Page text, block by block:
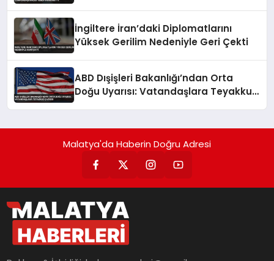
İngiltere İran’daki Diplomatlarını
Yüksek Gerilim Nedeniyle Geri Çekti
ABD Dışişleri Bakanlığı’ndan Orta
Doğu Uyarısı: Vatandaşlara Teyakkuz
Malatya'da Haberin Doğru Adresi